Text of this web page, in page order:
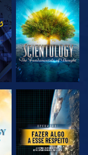
EXPLORAR A
SÉRIE
VER